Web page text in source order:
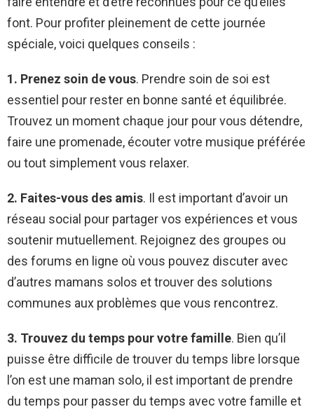
font. Pour profiter pleinement de cette journée
spéciale, voici quelques conseils :
1. Prenez soin de vous. Prendre soin de soi est
essentiel pour rester en bonne santé et équilibrée.
Trouvez un moment chaque jour pour vous détendre,
faire une promenade, écouter votre musique préférée
ou tout simplement vous relaxer.
2. Faites-vous des amis. Il est important d’avoir un
réseau social pour partager vos expériences et vous
soutenir mutuellement. Rejoignez des groupes ou
des forums en ligne où vous pouvez discuter avec
d’autres mamans solos et trouver des solutions
communes aux problèmes que vous rencontrez.
3. Trouvez du temps pour votre famille. Bien qu’il
puisse être difficile de trouver du temps libre lorsque
l’on est une maman solo, il est important de prendre
du temps pour passer du temps avec votre famille et